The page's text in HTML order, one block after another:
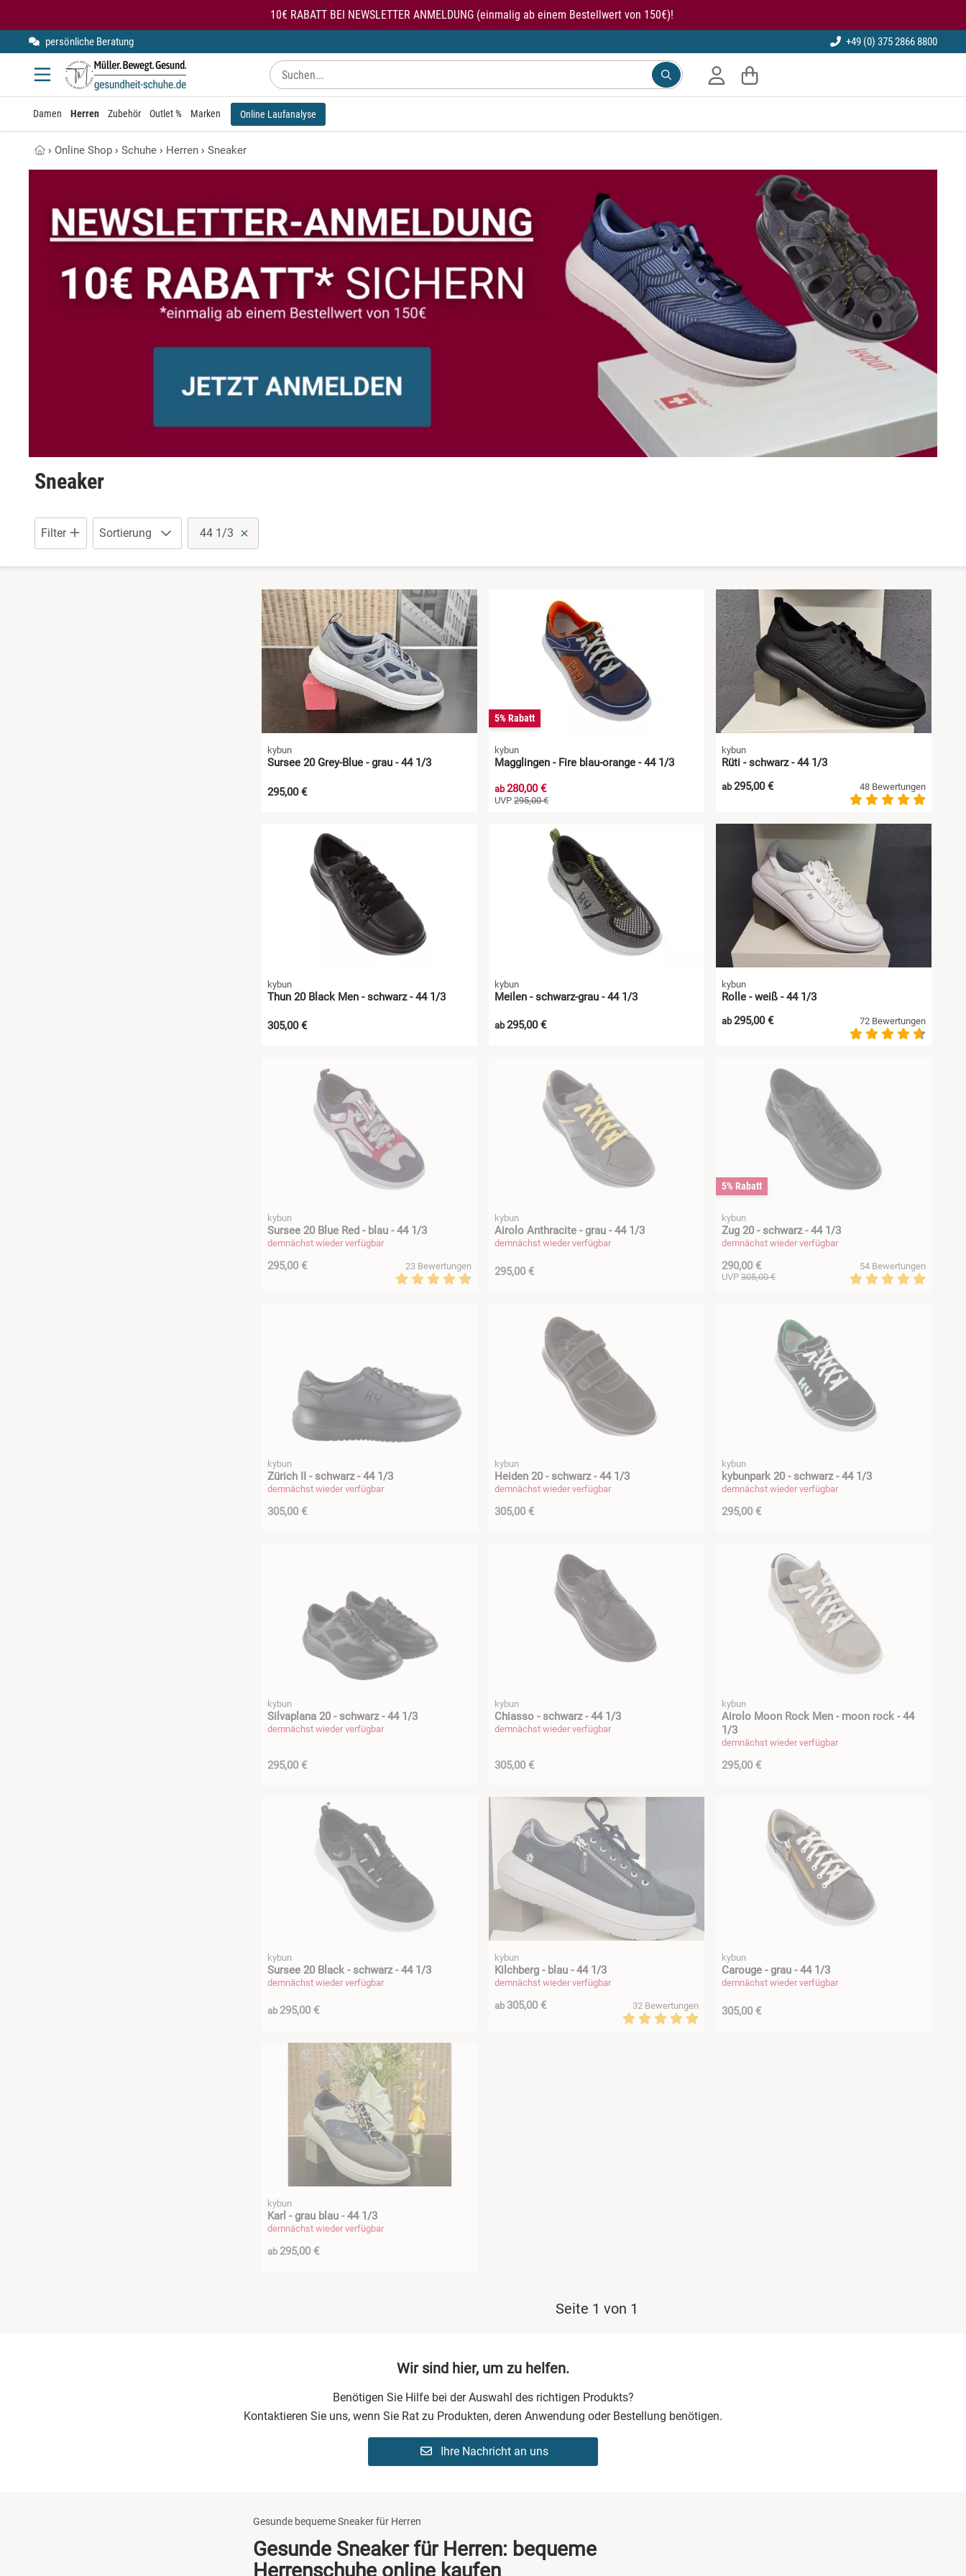
10€ RABATT BEI NEWSLETTER ANMELDUNG (einmalig ab einem Bestellwert von 150€)!
persönliche Beratung +49 (0) 375 2866 8800
Damen Herren Zubehör Outlet % Online Laufanalyse
Marken
› Online Shop › Schuhe › Herren › Sneaker
Sneaker
Filter Sortierung 44 1/3
kybun
Sursee 20 Grey-Blue - grau - 44 1/3
295,00 €
5% Rabatt
kybun
Magglingen - Fire blau-orange - 44 1/3
ab280,00 €
UVP 295,00 €
kybun
Rüti - schwarz - 44 1/3
ab295,00 € 48 Bewertungen
kybun
Thun 20 Black Men - schwarz - 44 1/3
305,00 €
kybun
Meilen - schwarz-grau - 44 1/3
ab295,00 €
kybun
Rolle - weiß - 44 1/3
ab295,00 € 72 Bewertungen
kybun
Sursee 20 Blue Red - blau - 44 1/3
demnächst wieder verfügbar
295,00 € 23 Bewertungen
kybun
Airolo Anthracite - grau - 44 1/3
demnächst wieder verfügbar
295,00 €
5% Rabatt
kybun
Zug 20 - schwarz - 44 1/3
demnächst wieder verfügbar
290,00 €
UVP 305,00 €
54 Bewertungen
kybun
Zürich II - schwarz - 44 1/3
demnächst wieder verfügbar
305,00 €
kybun
Heiden 20 - schwarz - 44 1/3
demnächst wieder verfügbar
305,00 €
kybun
kybunpark 20 - schwarz - 44 1/3
demnächst wieder verfügbar
295,00 €
kybun
Silvaplana 20 - schwarz - 44 1/3
demnächst wieder verfügbar
295,00 €
kybun
Chiasso - schwarz - 44 1/3
demnächst wieder verfügbar
305,00 €
kybun
Airolo Moon Rock Men - moon rock - 44
1/3
demnächst wieder verfügbar
295,00 €
kybun
Sursee 20 Black - schwarz - 44 1/3
demnächst wieder verfügbar
ab 295,00 €
kybun
Kilchberg - blau - 44 1/3
demnächst wieder verfügbar
ab 305,00 € 32 Bewertungen
kybun
Carouge - grau - 44 1/3
demnächst wieder verfügbar
305,00 €
kybun
Karl - grau blau - 44 1/3
demnächst wieder verfügbar
ab 295,00 €
Seite 1 von 1
Wir sind hier, um zu helfen.
Benötigen Sie Hilfe bei der Auswahl des richtigen Produkts?
Kontaktieren Sie uns, wenn Sie Rat zu Produkten, deren Anwendung oder Bestellung benötigen.
Ihre Nachricht an uns
Gesunde bequeme Sneaker für Herren
Gesunde Sneaker für Herren: bequeme
Herrenschuhe online kaufen
kybun
Modularis
SmartFoot
X10D
Gesundheitsschuhe für den Rücken
Knie entlastende Schuhe
Kybun Matte im Test
Kybun Schuhe bei Kniearthrose
Kybun Schuhe im Test
Schuhe bei Fersensporn
Übungen auf der kybun Matte